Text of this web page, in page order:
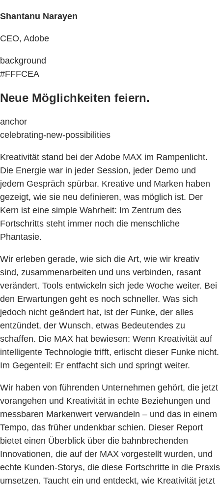
Shantanu Narayen
CEO, Adobe
background
#FFFCEA
Neue Möglichkeiten feiern.
anchor
celebrating-new-possibilities
Kreativität stand bei der Adobe MAX im Rampenlicht.
Die Energie war in jeder Session, jeder Demo und
jedem Gespräch spürbar. Kreative und Marken haben
gezeigt, wie sie neu definieren, was möglich ist. Der
Kern ist eine simple Wahrheit: Im Zentrum des
Fortschritts steht immer noch die menschliche
Phantasie.
Wir erleben gerade, wie sich die Art, wie wir kreativ
sind, zusammenarbeiten und uns verbinden, rasant
verändert. Tools entwickeln sich jede Woche weiter. Bei
den Erwartungen geht es noch schneller. Was sich
jedoch nicht geändert hat, ist der Funke, der alles
entzündet, der Wunsch, etwas Bedeutendes zu
schaffen. Die MAX hat bewiesen: Wenn Kreativität auf
intelligente Technologie trifft, erlischt dieser Funke nicht.
Im Gegenteil: Er entfacht sich und springt weiter.
Wir haben von führenden Unternehmen gehört, die jetzt
vorangehen und Kreativität in echte Beziehungen und
messbaren Markenwert verwandeln – und das in einem
Tempo, das früher undenkbar schien. Dieser Report
bietet einen Überblick über die bahnbrechenden
Innovationen, die auf der MAX vorgestellt wurden, und
echte Kunden-Storys, die diese Fortschritte in die Praxis
umsetzen. Taucht ein und entdeckt, wie Kreativität jetzt